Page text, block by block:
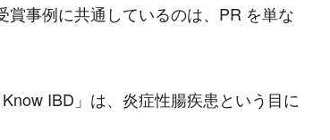
事例に共通しているのは、PR を単な
IBD」は、炎症性腸疾患という目に